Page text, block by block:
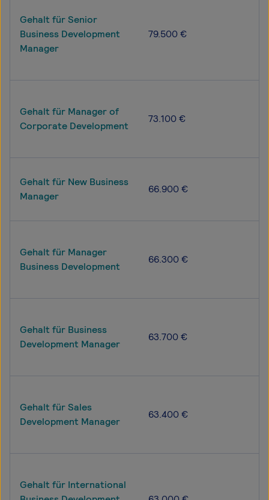
Gehalt für Senior
Business Development
Manager
79.500 €
Gehalt für Manager of
Corporate Development
73.100 €
Gehalt für New Business
Manager
66.900 €
Gehalt für Manager
Business Development
66.300 €
Gehalt für Business
Development Manager
63.700 €
Gehalt für Sales
Development Manager
63.400 €
Gehalt für International